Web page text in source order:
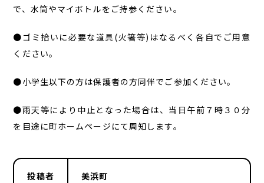
で、水筒やマイボトルをご持参ください。
●ゴミ拾いに必要な道具(火箸等)はなるべく各自でご用意
ください。
●小学生以下の方は保護者の方同伴でご参加ください。
●雨天等により中止となった場合は、当日午前７時３０分
を目途に町ホームページにて周知します。
投稿者 美浜町